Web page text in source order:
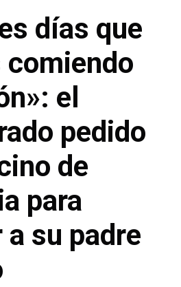
días que
el
pedido
de
para
su padre